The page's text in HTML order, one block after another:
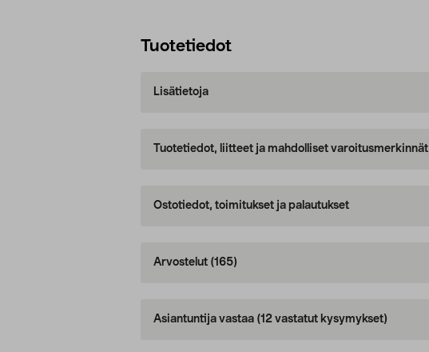
Tuotetiedot
Lisätietoja
Tuotetiedot, liitteet ja mahdolliset varoitusmerkinnät
Ostotiedot, toimitukset ja palautukset
Arvostelut (165)
Asiantuntija vastaa (12 vastatut kysymykset)